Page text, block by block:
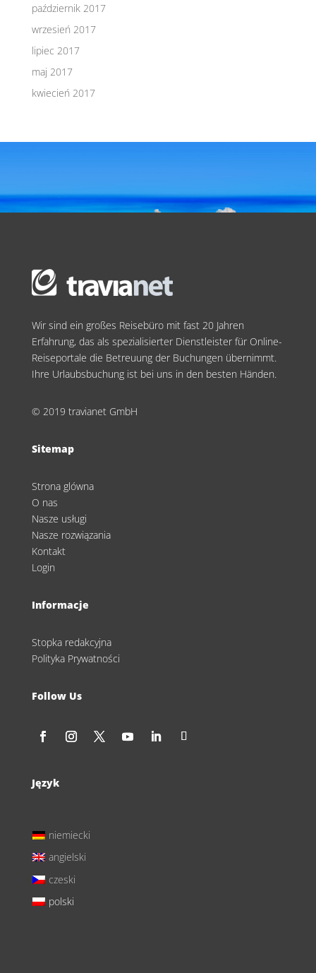
październik 2017
wrzesień 2017
lipiec 2017
maj 2017
kwiecień 2017
Wir sind ein großes Reisebüro mit fast 20 Jahren
Erfahrung, das als spezialisierter Dienstleister für Online-
Reiseportale die Betreuung der Buchungen übernimmt.
Ihre Urlaubsbuchung ist bei uns in den besten Händen.
© 2019 travianet GmbH
Sitemap
Strona glówna
O nas
Nasze usługi
Nasze rozwiązania
Kontakt
Login
Informacje
Stopka redakcyjna
Polityka Prywatności
Follow Us
Język
niemiecki
angielski
czeski
polski